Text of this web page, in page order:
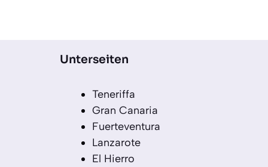
Unterseiten
Teneriffa
Gran Canaria
Fuerteventura
Lanzarote
El Hierro